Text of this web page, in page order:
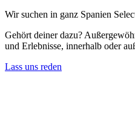
Wir suchen in ganz Spanien
Gehört deiner dazu?
und Erlebnisse, innerhalb oder
Lass uns reden